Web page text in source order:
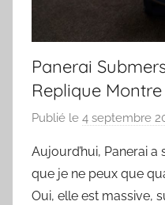
Panerai
Replique
Publié le 4 septembre
Aujourd’hui, Panerai
que je ne peux que
Oui, elle est massive,